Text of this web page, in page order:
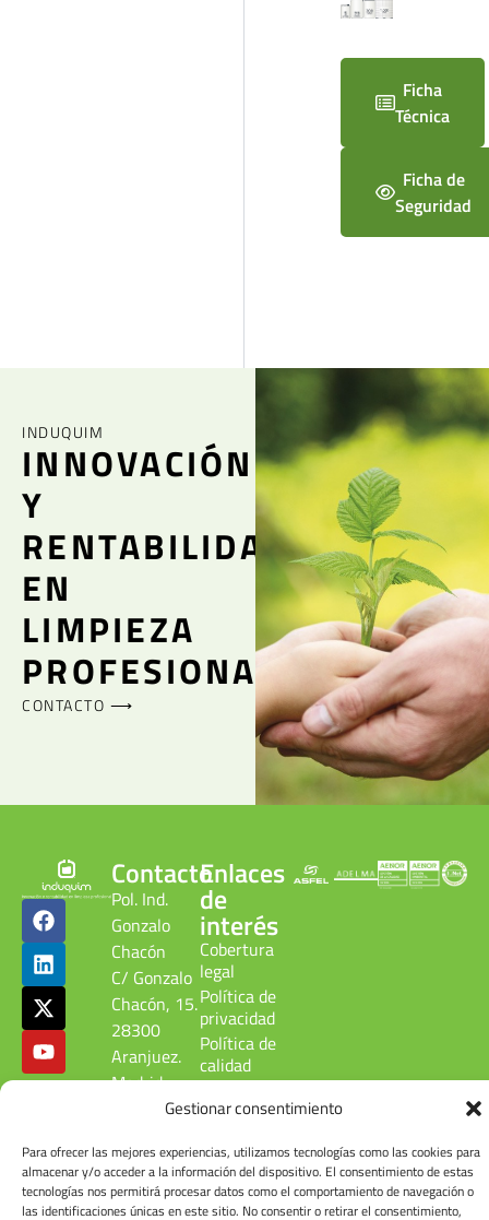
Gestionar consentimiento
Para ofrecer las mejores experiencias, utilizamos tecnologías como las cookies para
almacenar y/o acceder a la información del dispositivo. El consentimiento de estas
tecnologías nos permitirá procesar datos como el comportamiento de navegación o
las identificaciones únicas en este sitio. No consentir o retirar el consentimiento,
Ficha
Técnica
Ficha de
Seguridad
INDUQUIM
INNOVACIÓN
Y
RENTABILIDAD
EN
LIMPIEZA
PROFESIONAL
CONTACTO ⟶
Contacto
Pol. Ind.
Gonzalo
Chacón
C/ Gonzalo
Chacón, 15.
28300
Aranjuez.
Madrid.
ESPAÑA
918 090
215
Enlaces
de
interés
Cobertura
legal
Política de
privacidad
Política de
calidad
ambiental
Canal
Cuenta de
usuario